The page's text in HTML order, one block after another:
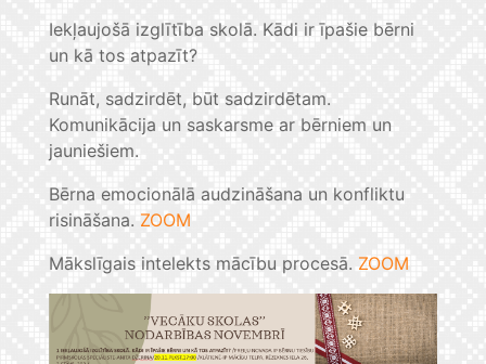
Iekļaujošā izglītība skolā. Kādi ir īpašie bērni
un kā tos atpazīt?
Runāt, sadzirdēt, būt sadzirdētam.
Komunikācija un saskarsme ar bērniem un
jauniešiem.
Bērna emocionālā audzināšana un konfliktu
risināšana. ZOOM
Mākslīgais intelekts mācību procesā. ZOOM